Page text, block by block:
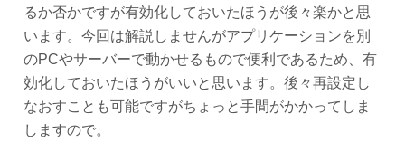
るか否かですが有効化しておいたほうが後々楽かと思
います。今回は解説しませんがアプリケーションを別
のPCやサーバーで動かせるもので便利であるため、有
効化しておいたほうがいいと思います。後々再設定し
なおすことも可能ですがちょっと手間がかかってしま
しますので。